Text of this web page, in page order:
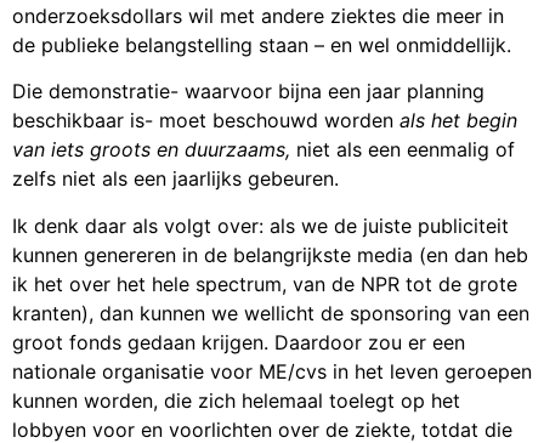
onderzoeksdollars wil met andere ziektes die meer in
de publieke belangstelling staan – en wel onmiddellijk.
Die demonstratie- waarvoor bijna een jaar planning
beschikbaar is- moet beschouwd worden als het begin
van iets groots en duurzaams, niet als een eenmalig of
zelfs niet als een jaarlijks gebeuren.
Ik denk daar als volgt over: als we de juiste publiciteit
kunnen genereren in de belangrijkste media (en dan heb
ik het over het hele spectrum, van de NPR tot de grote
kranten), dan kunnen we wellicht de sponsoring van een
groot fonds gedaan krijgen. Daardoor zou er een
nationale organisatie voor ME/cvs in het leven geroepen
kunnen worden, die zich helemaal toelegt op het
lobbyen voor en voorlichten over de ziekte, totdat die